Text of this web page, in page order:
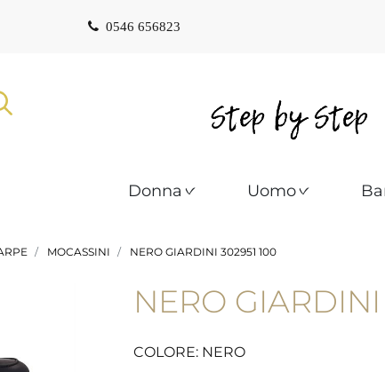
0546 656823
Donna Uomo
MOCASSINI NERO GIARDINI 302951 100
NERO
COLORE: NERO